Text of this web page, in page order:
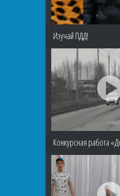
Изучай ПДД!
Конкурсная работа